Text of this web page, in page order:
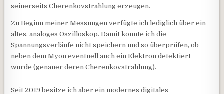
seinerseits Cherenkovstrahlung erzeugen.
Zu Beginn meiner Messungen verfügte ich lediglich über ein
altes, analoges Oszilloskop. Damit konnte ich die
Spannungsverläufe nicht speichern und so überprüfen, ob
neben dem Myon eventuell auch ein Elektron detektiert
wurde (genauer deren Cherenkovstrahlung).
Seit 2019 besitze ich aber ein modernes digitales